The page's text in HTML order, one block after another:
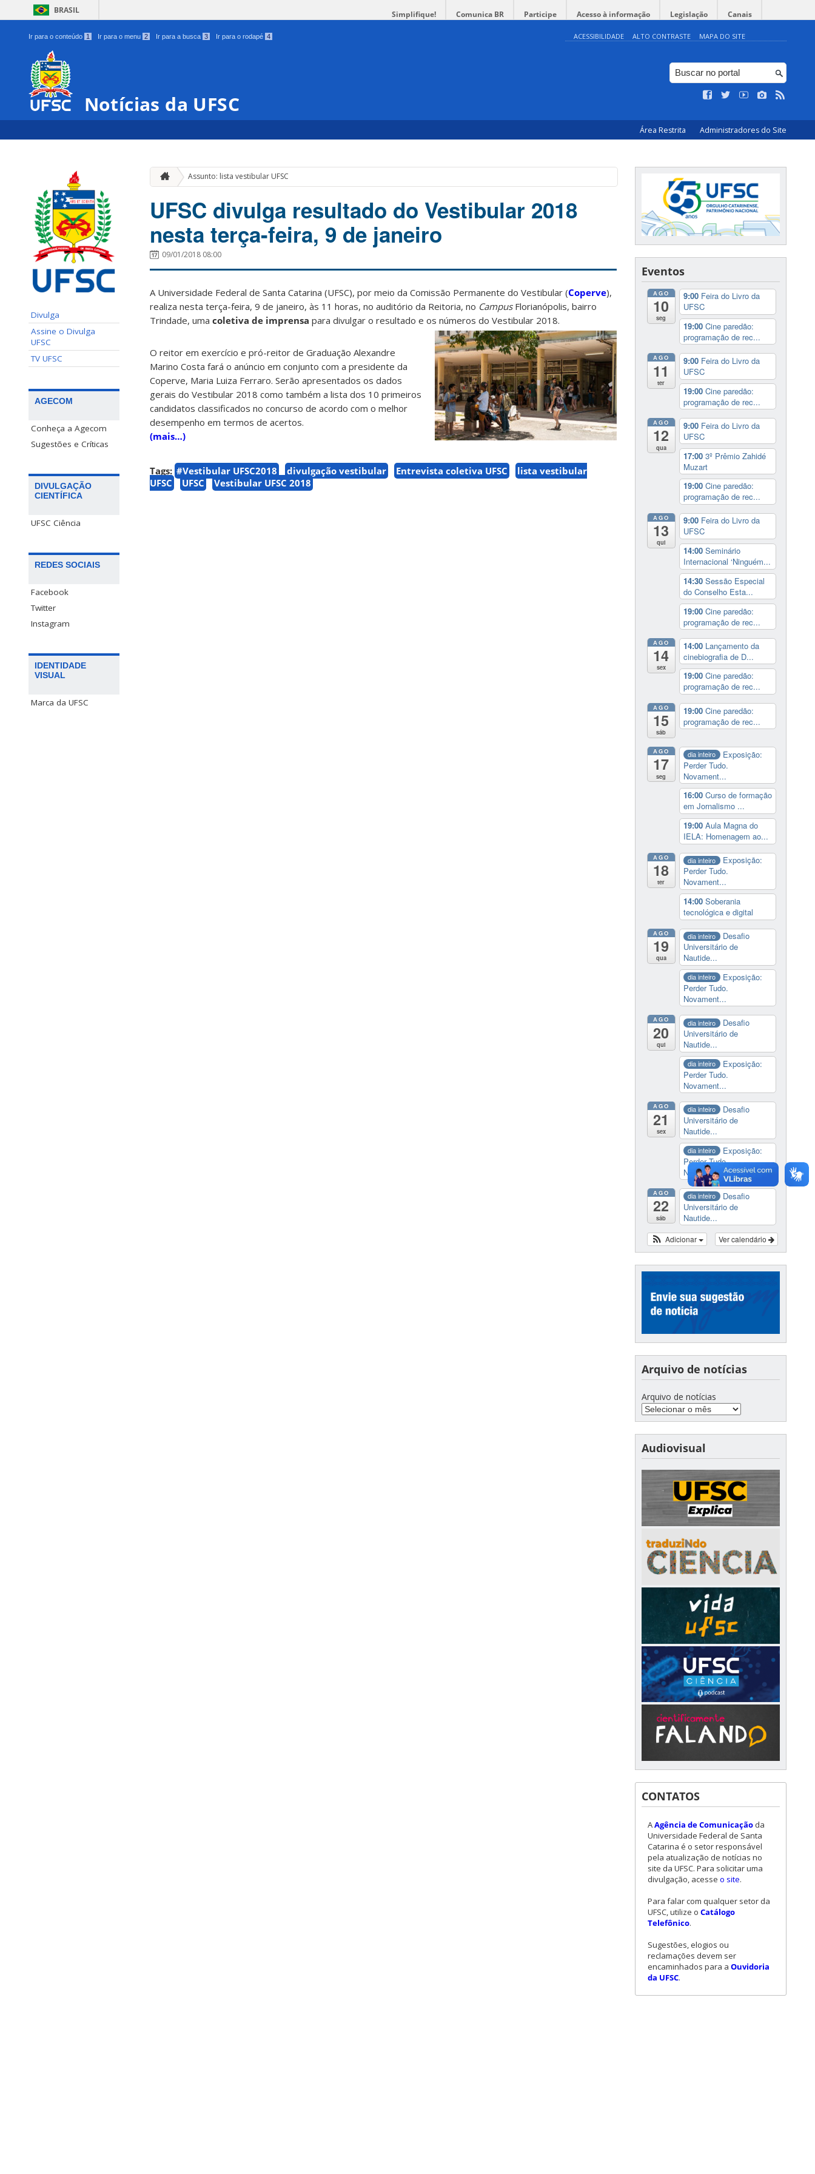
BRASIL Simplifique! Comunica BR Participe Acesso à informação Legislação Canais
Ir para o conteúdo 1 Ir para o menu 2 Ir para a busca 3 Ir para o rodapé 4 ACESSIBILIDADE ALTO CONTRASTE MAPA DO SITE
Notícias da UFSC
Área Restrita Administradores do Site
Divulga
Assine o Divulga
UFSC
TV UFSC
AGECOM
Conheça a Agecom
Sugestões e Críticas
DIVULGAÇÃO
CIENTÍFICA
UFSC Ciência
REDES SOCIAIS
Facebook
Twitter
Instagram
IDENTIDADE
VISUAL
Marca da UFSC
Assunto: lista vestibular UFSC
UFSC divulga resultado do Vestibular 2018
nesta terça-feira, 9 de janeiro
09/01/2018 08:00
A Universidade Federal de Santa Catarina (UFSC), por meio da Comissão Permanente do Vestibular (Coperve),
realiza nesta terça-feira, 9 de janeiro, às 11 horas, no auditório da Reitoria, no CampusFlorianópolis, bairro
Trindade, uma coletiva de imprensa para divulgar o resultado e os números do Vestibular 2018.
O reitor em exercício e pró-reitor de Graduação Alexandre
Marino Costa fará o anúncio em conjunto com a presidente da
Coperve, Maria Luiza Ferraro. Serão apresentados os dados
gerais do Vestibular 2018 como também a lista dos 10 primeiros
candidatos classificados no concurso de acordo com o melhor
desempenho em termos de acertos.
(mais…)
Tags: #Vestibular UFSC2018 divulgação vestibular Entrevista coletiva UFSC
lista vestibular
UFSC
UFSC Vestibular UFSC 2018
Eventos
AGO
10
seg
9:00 Feira do Livro da
UFSC
19:00 Cine paredão:
programação de rec...
AGO
11
ter
9:00 Feira do Livro da
UFSC
19:00 Cine paredão:
programação de rec...
AGO
12
qua
9:00 Feira do Livro da
UFSC
17:00 3º Prêmio Zahidé
Muzart
19:00 Cine paredão:
programação de rec...
AGO
13
qui
9:00 Feira do Livro da
UFSC
14:00 Seminário
Internacional ‘Ninguém...
14:30 Sessão Especial
do Conselho Esta...
19:00 Cine paredão:
programação de rec...
AGO
14
sex
14:00 Lançamento da
cinebiografia de D...
19:00 Cine paredão:
programação de rec...
AGO
15
sáb
19:00 Cine paredão:
programação de rec...
AGO
17
seg
dia inteiro
Exposição:
Perder Tudo.
Novament...
16:00 Curso de formação
em Jornalismo ...
19:00 Aula Magna do
IELA: Homenagem ao...
AGO
18
ter
dia inteiro
Exposição:
Perder Tudo.
Novament...
14:00 Soberania
tecnológica e digital
AGO
19
qua
dia inteiro
Desafio
Universitário de
Nautide...
dia inteiro
Exposição:
Perder Tudo.
Novament...
AGO
20
qui
dia inteiro
Desafio
Universitário de
Nautide...
dia inteiro
Exposição:
Perder Tudo.
Novament...
AGO
21
sex
dia inteiro
Desafio
Universitário de
Nautide...
dia inteiro
Exposição:
Perder Tudo.
Novament...
AGO
22
sáb
dia inteiro
Desafio
Universitário de
Nautide...
Ver calendário
Adicionar
Arquivo de notícias
Arquivo de notícias
Audiovisual
CONTATOS
AAgência de Comunicação da
Universidade Federal de Santa
Catarina é o setor responsável
pela atualização de notícias no
site da UFSC. Para solicitar uma
divulgação, acesse o site.
Para falar com qualquer setor da
UFSC, utilize o Catálogo
Telefônico.
Sugestões, elogios ou
reclamações devem ser
encaminhados para a Ouvidoria
da UFSC.